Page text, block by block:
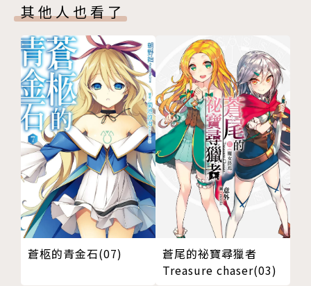
其他人也看了
蒼柩的青金石(07)
蒼尾的祕寶尋獵者
Treasure chaser(03)